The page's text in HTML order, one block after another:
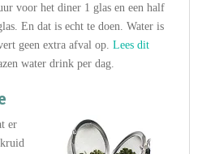
voor het diner 1 glas en een half
En dat is echt te doen. Water is
geen extra afval op. Lees dit
water drink per dag.
er